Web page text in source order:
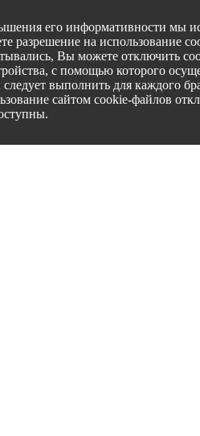
его информативности мы
разрешение на использование
Вы можете отключить
с помощью которого
выполнить для каждого
сайтом cookie-файлов